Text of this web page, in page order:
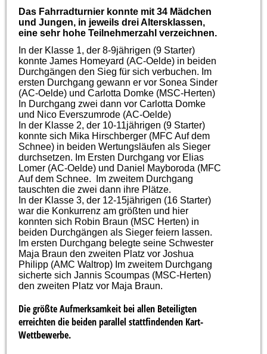
Das Fahrradturnier konnte mit 34 Mädchen
und Jungen, in jeweils drei Altersklassen,
eine sehr hohe Teilnehmerzahl verzeichnen.
In der Klasse 1, der 8-9jährigen (9 Starter)
konnte James Homeyard (AC-Oelde) in beiden
Durchgängen den Sieg für sich verbuchen. Im
ersten Durchgang gewann er vor Sonea Sinder
(AC-Oelde) und Carlotta Domke (MSC-Herten)
In Durchgang zwei dann vor Carlotta Domke
und Nico Everszumrode (AC-Oelde)
In der Klasse 2, der 10-11jährigen (9 Starter)
konnte sich Mika Hirschberger (MFC Auf dem
Schnee) in beiden Wertungsläufen als Sieger
durchsetzen. Im Ersten Durchgang vor Elias
Lomer (AC-Oelde) und Daniel Mayboroda (MFC
Auf dem Schnee. Im zweitem Durchgang
tauschten die zwei dann ihre Plätze.
In der Klasse 3, der 12-15jährigen (16 Starter)
war die Konkurrenz am größten und hier
konnten sich Robin Braun (MSC Herten) in
beiden Durchgängen als Sieger feiern lassen.
Im ersten Durchgang belegte seine Schwester
Maja Braun den zweiten Platz vor Joshua
Philipp (AMC Waltrop) Im zweitem Durchgang
sicherte sich Jannis Scoumpas (MSC-Herten)
den zweiten Platz vor Maja Braun.
Die größte Aufmerksamkeit bei allen Beteiligten
erreichten die beiden parallel stattfindenden Kart-
Wettbewerbe.